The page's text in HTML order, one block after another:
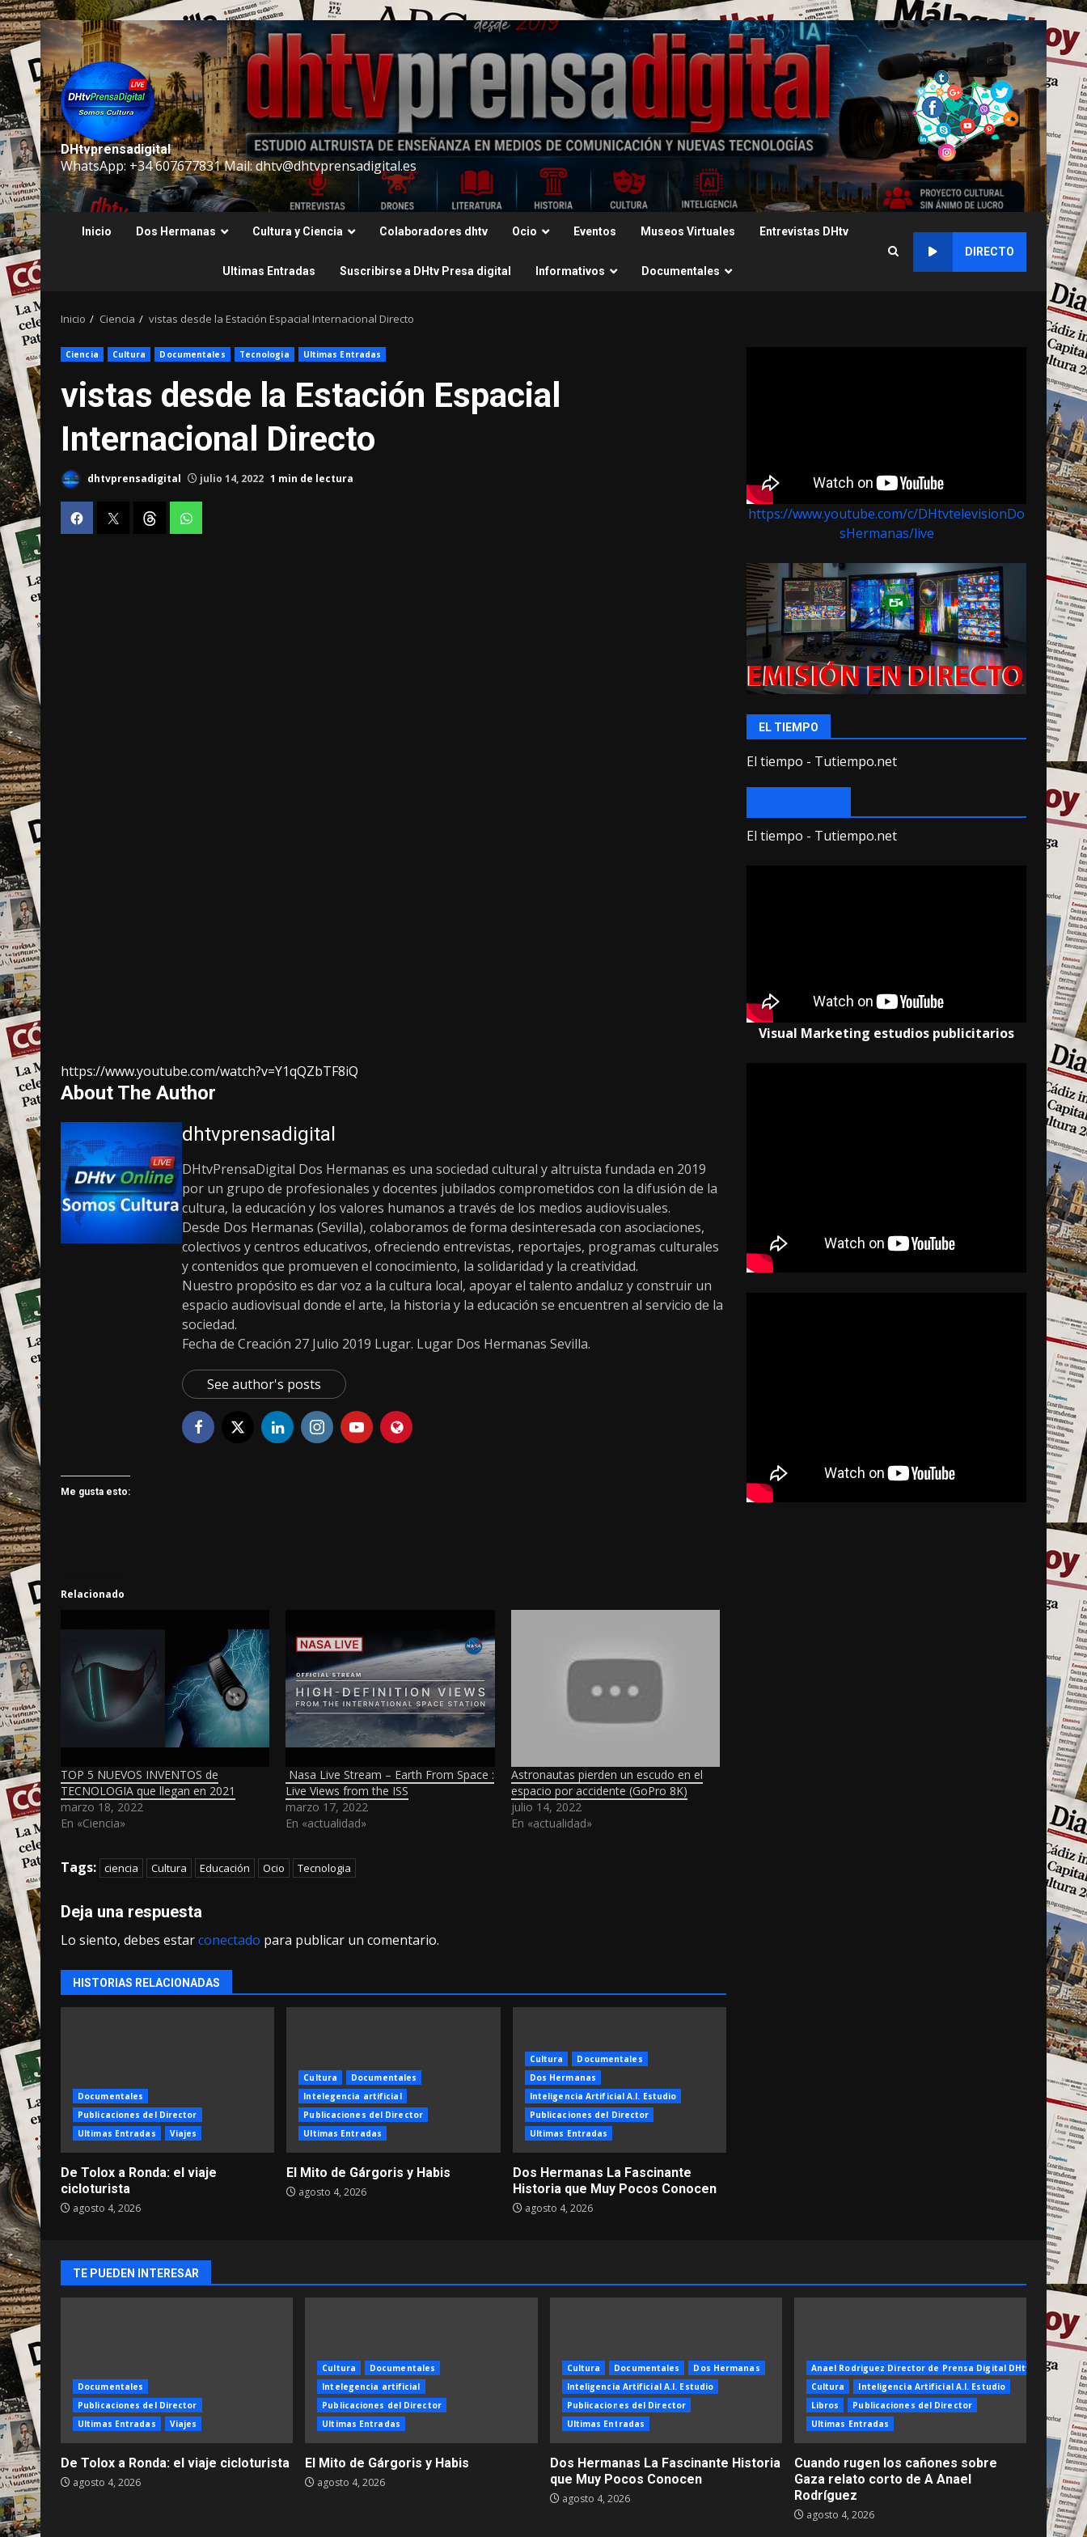
Saltar
al
contenido
DHtvprensadigital
WhatsApp: +34 607677831 Mail: dhtv@dhtvprensadigital.es
Inicio Dos Hermanas Cultura y Ciencia Colaboradores dhtv Ocio Eventos Museos Virtuales Entrevistas DHtv
Ultimas Entradas Suscribirse a DHtv Presa digital Informativos Documentales
DIRECTO
Inicio Ciencia vistas desde la Estación Espacial Internacional Directo
Ciencia Cultura Documentales Tecnologia Ultimas Entradas
vistas desde la Estación Espacial
Internacional Directo
dhtvprensadigital julio 14, 2022 1 min de lectura
https://www.youtube.com/watch?v=Y1qQZbTF8iQ
About The Author
dhtvprensadigital
DHtvPrensaDigital Dos Hermanas es una sociedad cultural y altruista fundada en 2019
por un grupo de profesionales y docentes jubilados comprometidos con la difusión de la
cultura, la educación y los valores humanos a través de los medios audiovisuales.
Desde Dos Hermanas (Sevilla), colaboramos de forma desinteresada con asociaciones,
colectivos y centros educativos, ofreciendo entrevistas, reportajes, programas culturales
y contenidos que promueven el conocimiento, la solidaridad y la creatividad.
Nuestro propósito es dar voz a la cultura local, apoyar el talento andaluz y construir un
espacio audiovisual donde el arte, la historia y la educación se encuentren al servicio de la
sociedad.
Fecha de Creación 27 Julio 2019 Lugar. Lugar Dos Hermanas Sevilla.
See author's posts
Me gusta esto:
Relacionado
TOP 5 NUEVOS INVENTOS de
TECNOLOGIA que llegan en 2021
marzo 18, 2022
En «Ciencia»
Nasa Live Stream – Earth From Space :
Live Views from the ISS
marzo 17, 2022
En «actualidad»
Astronautas pierden un escudo en el
espacio por accidente (GoPro 8K)
julio 14, 2022
En «actualidad»
Tags: ciencia Cultura Educación Ocio Tecnologia
Deja una respuesta
Lo siento, debes estarconectado para publicar un comentario.
HISTORIAS RELACIONADAS
Documentales
Publicaciones del Director
Ultimas Entradas
Viajes
De Tolox a Ronda: el viaje
cicloturista
agosto 4, 2026
Cultura
Documentales
Intelegencia artificial
Publicaciones del Director
Ultimas Entradas
El Mito de Gárgoris y Habis
agosto 4, 2026
Cultura
Documentales
Dos Hermanas
Inteligencia Artificial A.I. Estudio
Publicaciones del Director
Ultimas Entradas
Dos Hermanas La Fascinante
Historia que Muy Pocos Conocen
agosto 4, 2026
https://www.youtube.com/c/DHtvtelevisionDo
sHermanas/live
EL TIEMPO
El tiempo - Tutiempo.net
El tiempo - Tutiempo.net
Visual Marketing estudios publicitarios
TE PUEDEN INTERESAR
Documentales
Publicaciones del Director
Ultimas Entradas
Viajes
De Tolox a Ronda: el viaje cicloturista
agosto 4, 2026
Cultura
Documentales
Intelegencia artificial
Publicaciones del Director
Ultimas Entradas
El Mito de Gárgoris y Habis
agosto 4, 2026
Cultura Documentales
Dos Hermanas
Inteligencia Artificial A.I. Estudio
Publicaciones del Director
Ultimas Entradas
Dos Hermanas La Fascinante Historia
que Muy Pocos Conocen
agosto 4, 2026
Anael Rodriguez Director de Prensa Digital DHtv
Cultura
Inteligencia Artificial A.I. Estudio
Libros
Publicaciones del Director
Ultimas Entradas
Cuando rugen los cañones sobre
Gaza relato corto de A Anael
Rodríguez
agosto 4, 2026